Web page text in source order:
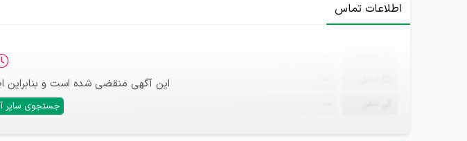
اطلاعات تماس
این آگهی منقضی شده است و
جستجوی سایر